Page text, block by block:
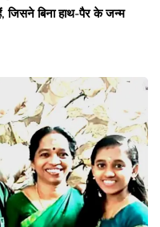
बिना हाथ-पैर के जन्म